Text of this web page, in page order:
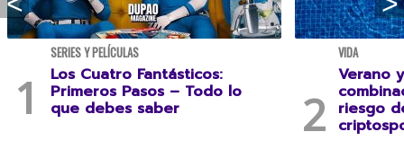
SERIES Y PELÍCULAS
Los Cuatro Fantásticos:
Primeros Pasos – Todo lo
que debes saber
VIDA
Verano
riesgo